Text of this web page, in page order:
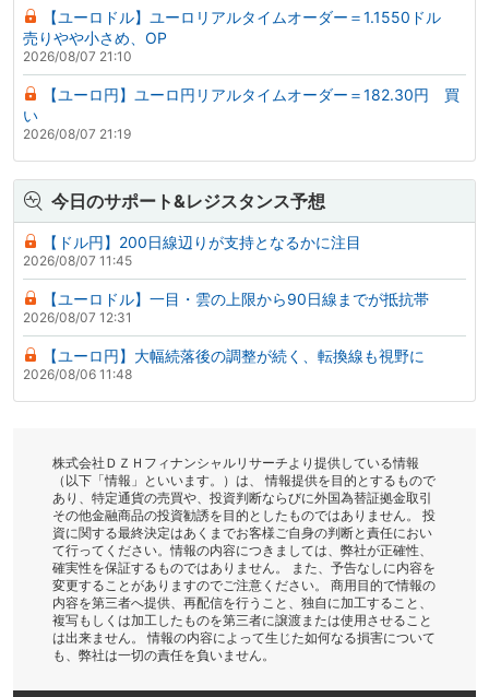
【ユーロドル】ユーロリアルタイムオーダー＝1.1550ドル
売りやや小さめ、OP
2026/08/07 21:10
【ユーロ円】ユーロ円リアルタイムオーダー＝182.30円 買
い
2026/08/07 21:19
今日のサポート&レジスタンス予想
【ドル円】200日線辺りが支持となるかに注目
2026/08/07 11:45
【ユーロドル】一目・雲の上限から90日線までが抵抗帯
2026/08/07 12:31
【ユーロ円】大幅続落後の調整が続く、転換線も視野に
2026/08/06 11:48
株式会社ＤＺＨフィナンシャルリサーチより提供している情報
（以下「情報」といいます。）は、 情報提供を目的とするもので
あり、特定通貨の売買や、投資判断ならびに外国為替証拠金取引
その他金融商品の投資勧誘を目的としたものではありません。 投
資に関する最終決定はあくまでお客様ご自身の判断と責任におい
て行ってください。情報の内容につきましては、弊社が正確性、
確実性を保証するものではありません。 また、予告なしに内容を
変更することがありますのでご注意ください。 商用目的で情報の
内容を第三者へ提供、再配信を行うこと、独自に加工すること、
複写もしくは加工したものを第三者に譲渡または使用させること
は出来ません。 情報の内容によって生じた如何なる損害について
も、弊社は一切の責任を負いません。